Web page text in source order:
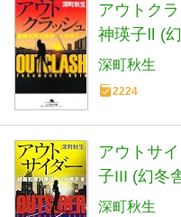
アウトク
神瑛子Ⅱ (
深町秋生
2224
アウトサ
子III (幻冬
深町秋生